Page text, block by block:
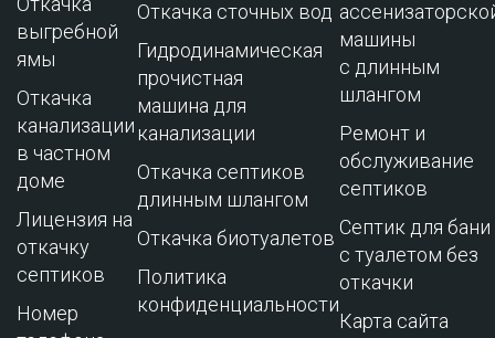
выгребной
ямы
Откачка
канализации
в частном
доме
Лицензия на
откачку
септиков
Номер
Откачка сточных вод
Гидродинамическая
прочистная
машина для
канализации
Откачка септиков
длинным шлангом
Откачка биотуалетов
Политика
конфиденциальности
машины
с длинным
шлангом
Ремонт и
обслуживание
cептиков
Септик для бани
с туалетом без
откачки
Карта сайта